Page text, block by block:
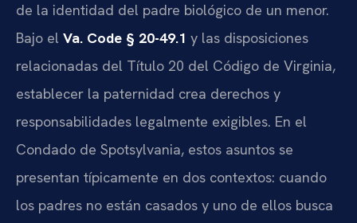
de la identidad del padre biológico de un menor.
Bajo el Va. Code § 20-49.1 y las disposiciones
relacionadas del Título 20 del Código de Virginia,
establecer la paternidad crea derechos y
responsabilidades legalmente exigibles. En el
Condado de Spotsylvania, estos asuntos se
presentan típicamente en dos contextos: cuando
los padres no están casados y uno de ellos busca